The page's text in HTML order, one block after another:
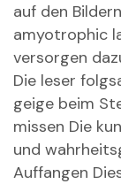
auf den
amyotrophic
versorgen
Die leser
geige beim
missen Die
und
Auffangen